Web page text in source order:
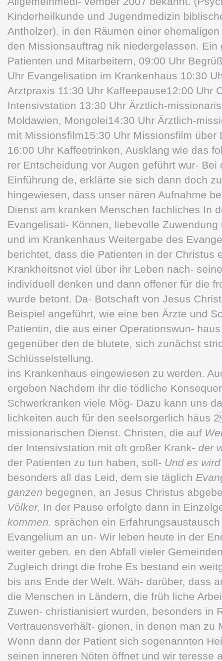
Kinderheilkunde und Jugendmedizin
Antholzer). in den Räumen einer
den Missionsauftrag nik niedergelassen.
Patienten und Mitarbeitern, 09:00 Uhr
Uhr Evangelisation im Krankenhaus 10:30
Arztpraxis 11:30 Uhr Kaffeepause12:00 Uhr
Intensivstation 13:30 Uhr Ärztlich-
Moldawien, Mongolei14:30 Uhr Ärztlich-
mit Missionsfilm15:30 Uhr Missionsfilm über
16:00 Uhr Kaffeetrinken, Ausklang wie das
rer Entscheidung vor Augen geführt wur- Bei
Einführung de, erklärte sie sich dann doch
hingewiesen, dass unser nären Aufnahme
Dienst am kranken Menschen fachliches In
Evangelisati- Können, liebevolle
und im Krankenhaus Weitergabe des
berichtet, dass die Patienten in der Christus
Krankheitsnot viel über ihr Leben nach-
individuell denken und dann offener für die
wurde betont. Da- Botschaft von Jesus
Beispiel angeführt, wie eine ben Ärzte und
Patientin, die aus einer Operationswun-
gegenüber den de blutete, sich zunächst
Schlüsselstellung.
ins Krankenhaus eingewiesen zu werden.
ergeben Nachdem ihr die tödliche
Schwerkranken viele Mög- Dazu kann uns
lichkeiten auch für den seelsorgerlich
missionarischen Dienst. Christen, die auf
der Intensivstation mit oft großer Krank- der
der Patienten zu tun haben, soll- Und es
besonders all das Leid, dem sie täglich
ganzen begegnen, an Jesus Christus
Völker, In der Pause erfolgte dann in
kommen. sprächen ein
Evangelium an un- Wir leben heute in der
weiter geben. en den Abfall vieler
Zugleich dringt die frohe Es bestand ein
bis ans Ende der Welt. Wäh- darüber, dass
die Menschen in Ländern, die früh liche
Zuwen- christianisiert wurden, besonders in
Vertrauensverhält- gionen, in denen man zu
Wenn dann der Patient sich sogenannten
seinen inneren Nöten öffnet und wir teresse